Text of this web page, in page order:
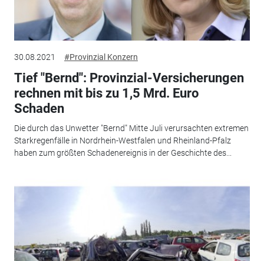
30.08.2021 #Provinzial Konzern
Tief "Bernd": Provinzial-Versicherungen
rechnen mit bis zu 1,5 Mrd. Euro
Schaden
Die durch das Unwetter "Bernd" Mitte Juli verursachten extremen
Starkregenfälle in Nordrhein-Westfalen und Rheinland-Pfalz
haben zum größten Schadenereignis in der Geschichte des...